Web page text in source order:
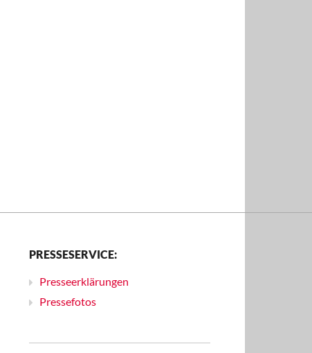
PRESSESERVICE:
Presseerklärungen
Pressefotos